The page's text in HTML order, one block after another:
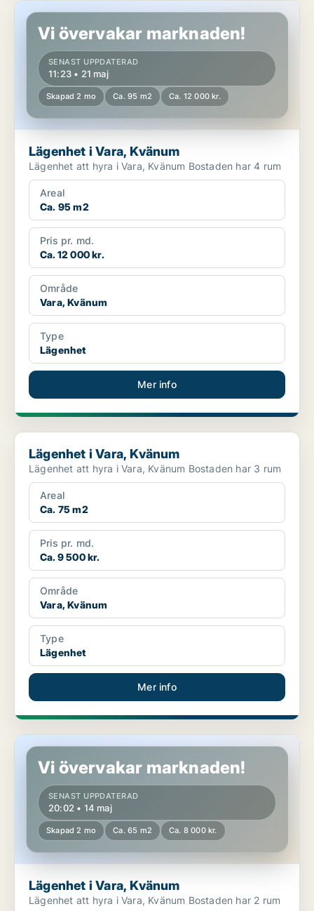
Lägenhet i Vara, Kvänum
Vi övervakar marknaden!
SENAST UPPDATERAD
11:23 • 21 maj
Skapad 2 mo Ca. 95 m2 Ca. 12 000 kr.
Lägenhet i Vara, Kvänum
Lägenhet att hyra i Vara, Kvänum Bostaden har 4 rum
Areal
Ca. 95 m2
Pris pr. md.
Ca. 12 000 kr.
Område
Vara, Kvänum
Type
Lägenhet
Mer info
Lägenhet i Vara, Kvänum
Lägenhet i Vara, Kvänum
Lägenhet att hyra i Vara, Kvänum Bostaden har 3 rum
Areal
Ca. 75 m2
Pris pr. md.
Ca. 9 500 kr.
Område
Vara, Kvänum
Type
Lägenhet
Mer info
Lägenhet i Vara, Kvänum
Vi övervakar marknaden!
SENAST UPPDATERAD
20:02 • 14 maj
Skapad 2 mo Ca. 65 m2 Ca. 8 000 kr.
Lägenhet i Vara, Kvänum
Lägenhet att hyra i Vara, Kvänum Bostaden har 2 rum